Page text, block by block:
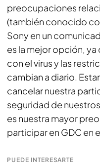
preocupaciones
(también conocido
Sony en un
es la mejor opción,
con el virus y las
cambian a diario.
cancelar nuestra
seguridad de
es nuestra mayor
participar en GDC en
PUEDE INTERESARTE